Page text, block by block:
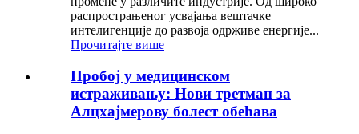
распрострањеног усвајања вештачке
интелигенције до развоја одрживе енергије...
Прочитајте више
Пробој у медицинском
истраживању: Нови третман за
Алцхајмерову болест обећава